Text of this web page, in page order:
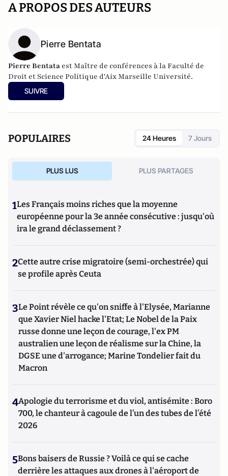
A PROPOS DES AUTEURS
Pierre Bentata
Pierre Bentata est Maître de conférences à la Faculté de
Droit et Science Politique d'Aix Marseille Université.
SUIVRE
POPULAIRES 24 Heures 7 Jours
PLUS LUS PLUS PARTAGES
1Les Français moins riches que la moyenne
européenne pour la 3e année consécutive : jusqu'où
ira le grand déclassement ?
2Cette autre crise migratoire (semi-orchestrée) qui
se profile après Ceuta
3Le Point révèle ce qu'on sniffe à l'Elysée, Marianne
que Xavier Niel hacke l'Etat; Le Nobel de la Paix
russe donne une leçon de courage, l'ex PM
australien une leçon de réalisme sur la Chine, la
DGSE une d'arrogance; Marine Tondelier fait du
Macron
4Apologie du terrorisme et du viol, antisémite : Boro
700, le chanteur à cagoule de l’un des tubes de l’été
2026
5Bons baisers de Russie ? Voilà ce qui se cache
derrière les attaques aux drones à l'aéroport de